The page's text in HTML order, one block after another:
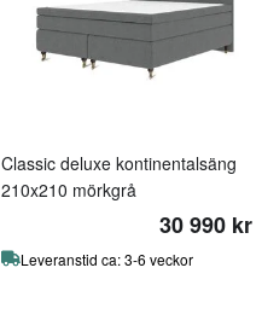
Classic deluxe kontinentalsäng
210x210 mörkgrå
30 990 kr
Leveranstid ca: 3-6 veckor